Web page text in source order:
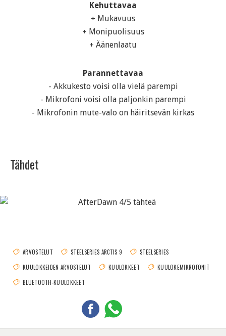
Kehuttavaa
+ Mukavuus
+ Monipuolisuus
+ Äänenlaatu
Parannettavaa
- Akkukesto voisi olla vielä parempi
- Mikrofoni voisi olla paljonkin parempi
- Mikrofonin mute-valo on häiritsevän kirkas
Tähdet
ARVOSTELUT STEELSERIES ARCTIS 9
STEELSERIES
KUULOKKEIDEN ARVOSTELUT
KUULOKKEET
KUULOKEMIKROFONIT
BLUETOOTH-KUULOKKEET